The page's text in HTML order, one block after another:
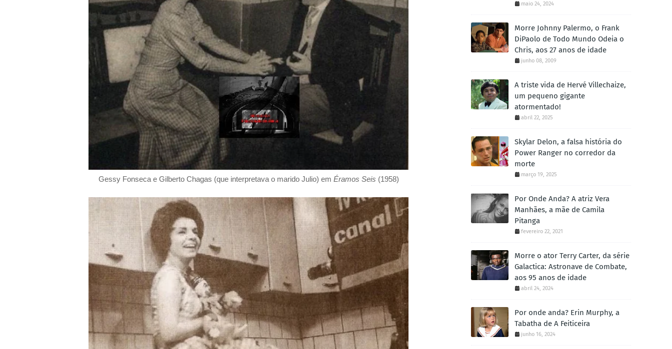
Gessy Fonseca e Gilberto Chagas (que interpretava o marido Julio) em Éramos Seis (1958)
maio 24, 2024
Morre Johnny Palermo, o Frank
DiPaolo de Todo Mundo Odeia o
Chris, aos 27 anos de idade
junho 08, 2009
A triste vida de Hervé Villechaize,
um pequeno gigante
atormentado!
abril 22, 2025
Skylar Delon, a falsa história do
Power Ranger no corredor da
morte
março 19, 2025
Por Onde Anda? A atriz Vera
Manhães, a mãe de Camila
Pitanga
fevereiro 22, 2021
Morre o ator Terry Carter, da série
Galactica: Astronave de Combate,
aos 95 anos de idade
abril 24, 2024
Por onde anda? Erin Murphy, a
Tabatha de A Feiticeira
junho 16, 2024